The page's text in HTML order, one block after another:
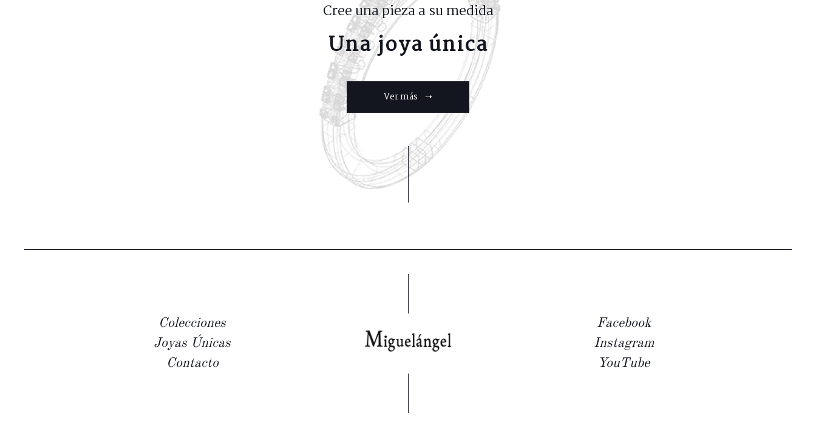
Cree una pieza a su medida
Una joya única
Ver más ➝
Colecciones
Joyas Únicas
Contacto
Facebook
Instagram
YouTube